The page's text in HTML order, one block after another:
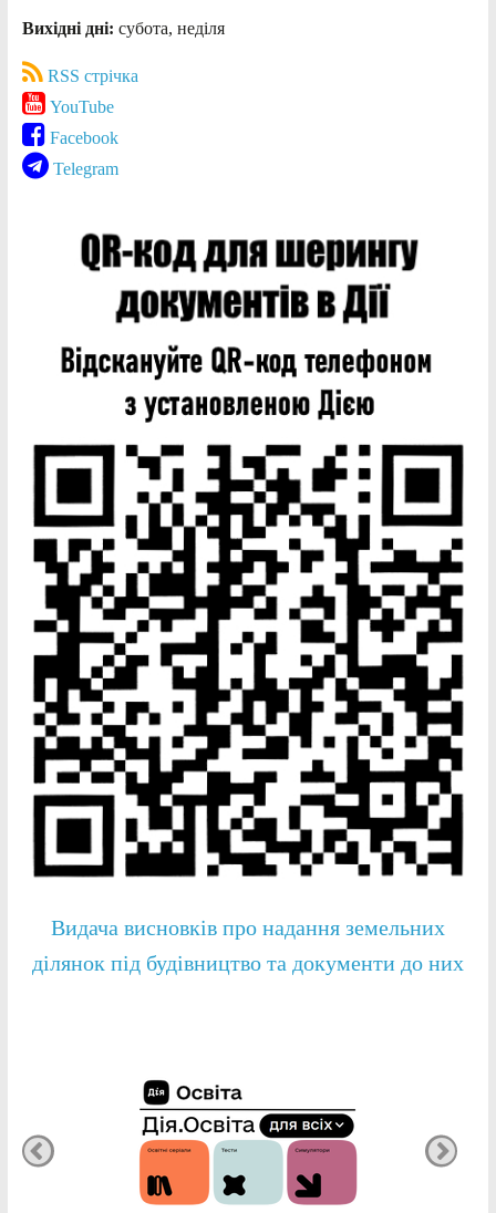
Вихідні дні: субота, неділя
RSS стрічка
YouTube
Facebook
Telegram
Видача висновків про надання земельних
ділянок під будівництво та документи до них